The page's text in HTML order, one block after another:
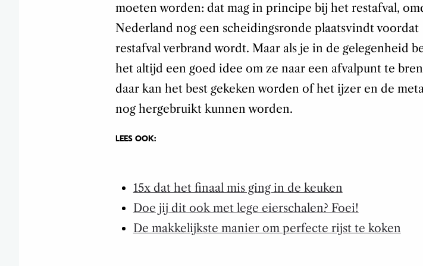
moeten worden: dat mag in principe bij het restafval,
Nederland nog een scheidingsronde plaatsvindt voordat
restafval verbrand wordt. Maar als je in de gelegenheid
het altijd een goed idee om ze naar een afvalpunt te
daar kan het best gekeken worden of het ijzer en de
nog hergebruikt kunnen worden.
LEES OOK:
15x dat het finaal mis ging in de keuken
Doe jij dit ook met lege eierschalen? Foei!
De makkelijkste manier om perfecte rijst te koken